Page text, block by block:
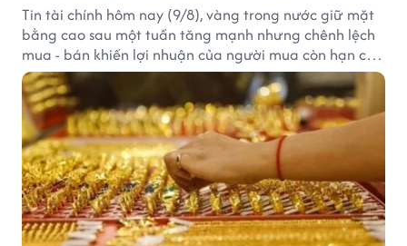
Tin tài chính hôm nay (9/8), vàng trong nước giữ mặt
bằng cao sau một tuần tăng mạnh nhưng chênh lệch
mua - bán khiến lợi nhuận của người mua còn hạn chế,
trong khi USD chịu sức ép sau dữ liệu việc làm Mỹ gây
thất vọng.